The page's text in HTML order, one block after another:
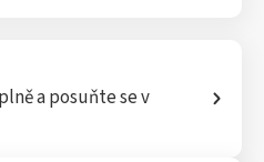
a posuňte se v